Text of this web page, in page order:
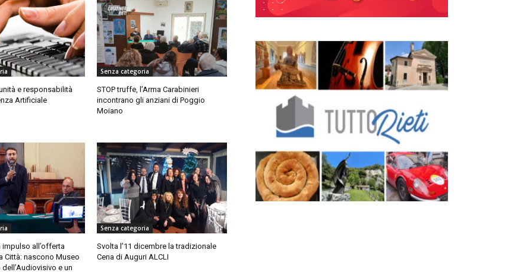
e responsabilità
Artificiale
Senza categoria
STOP truffe, l’Arma Carabinieri
incontrano gli anziani di Poggio
Moiano
impulso all’offerta
Città: nascono Museo
e un
Senza categoria
Svolta l’11 dicembre la tradizionale
Cena di Auguri ALCLI